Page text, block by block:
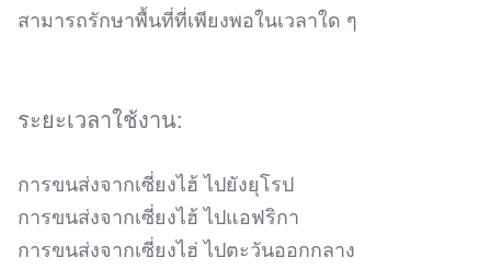
สามารถรักษาพื้นที่ที่เพียงพอในเวลาใด ๆ
ระยะเวลาใช้งาน:
การขนส่งจากเซี่ยงไฮ้ ไปยังยุโรป
การขนส่งจากเซี่ยงไฮ้ ไปแอฟริกา
การขนส่งจากเซี่ยงไฮ่ ไปตะวันออกกลาง